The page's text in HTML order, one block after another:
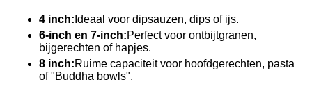
4 inch: Ideaal voor dipsauzen, dips of ijs.
6-inch en 7-inch:Perfect voor ontbijtgranen,
bijgerechten of hapjes.
8 inch:Ruime capaciteit voor hoofdgerechten, pasta
of "Buddha bowls".